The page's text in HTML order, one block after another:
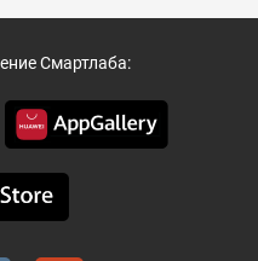
Смартлаба: